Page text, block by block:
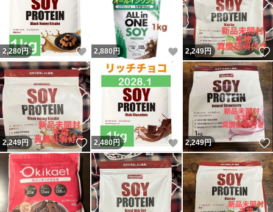
2,280円 いいね！
2,880 円 いいね！
2,249円
2,249円 いいね！
2,480円 いいね！
2,249円